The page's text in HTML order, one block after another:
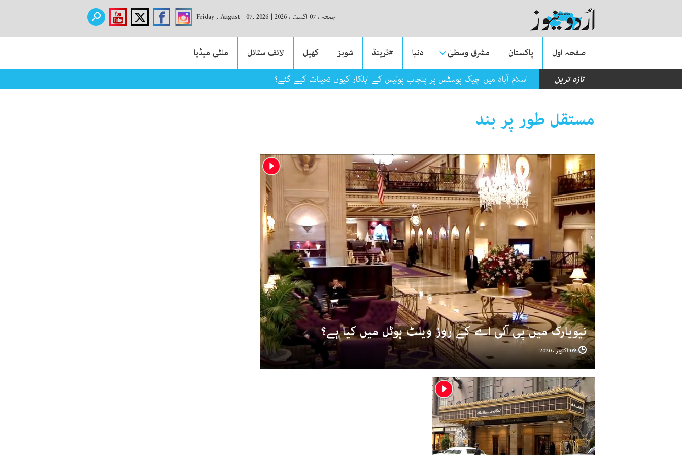
جمعہ ، 07 اگست ، 2026 |
Friday , August 07, 2026
صفحہ اول پاکستان مشرق وسطیٰ دنیا #ٹرینڈ شوبز کھیل لائف سٹائل
ملٹی میڈیا
تازہ ترین
اسلام آباد میں چیک پوسٹس پر پنجاب پولیس کے اہلکار کیوں تعینات کیے گئے؟
مستقل طور پر بند
نیویارک میں پی آئی اے کے روز ویلٹ ہوٹل میں کیا ہے؟
09 اکتوبر ، 2020